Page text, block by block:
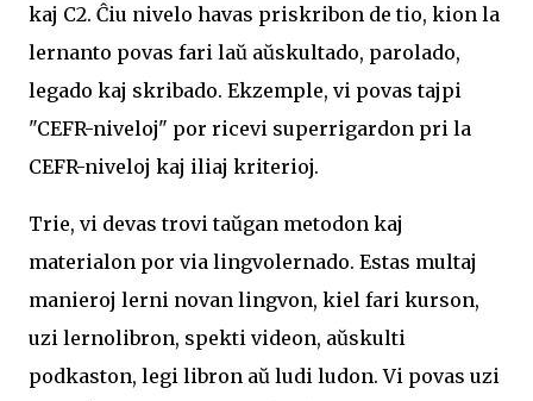
kaj C2. Ĉiu nivelo havas priskribon de tio, kion la
lernanto povas fari laŭ aŭskultado, parolado,
legado kaj skribado. Ekzemple, vi povas tajpi
"CEFR-niveloj" por ricevi superrigardon pri la
CEFR-niveloj kaj iliaj kriterioj.
Trie, vi devas trovi taŭgan metodon kaj
materialon por via lingvolernado. Estas multaj
manieroj lerni novan lingvon, kiel fari kurson,
uzi lernolibron, spekti videon, aŭskulti
podkaston, legi libron aŭ ludi ludon. Vi povas uzi